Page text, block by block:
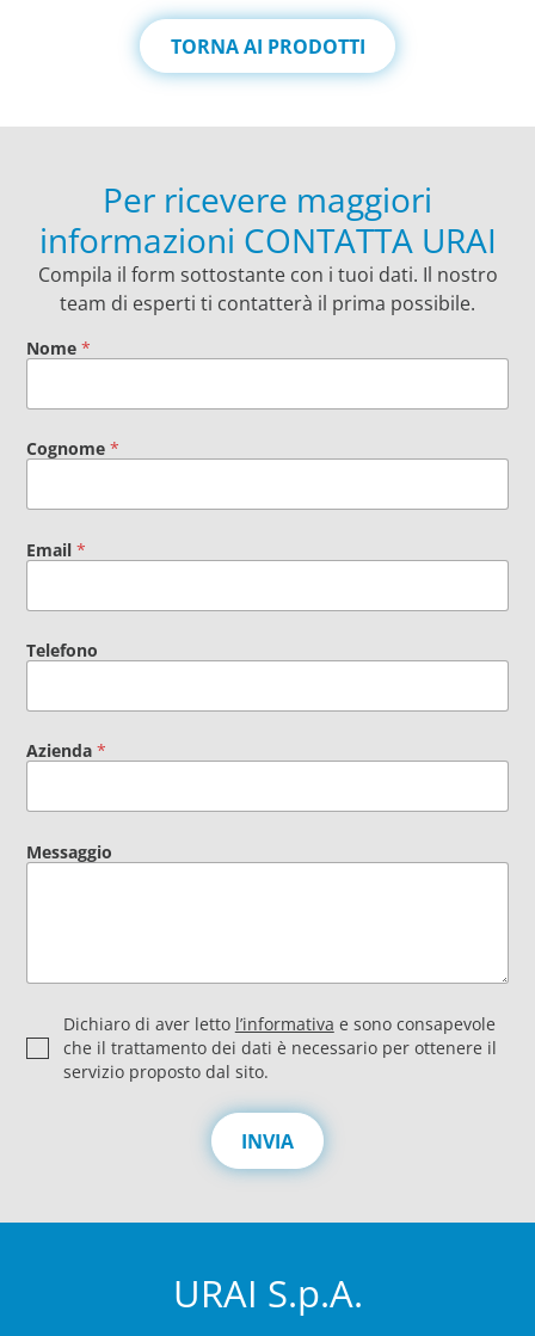
TORNA AI PRODOTTI
Per ricevere maggiori
informazioni CONTATTA URAI
Compila il form sottostante con i tuoi dati. Il nostro
team di esperti ti contatterà il prima possibile.
Nome*
Cognome*
Email*
Telefono
Azienda*
Messaggio
r
i
Dichiaro di aver letto l’informativa e sono consapevole
che il trattamento dei dati è necessario per ottenere il
servizio proposto dal sito.
INVIA
URAI S.p.A.